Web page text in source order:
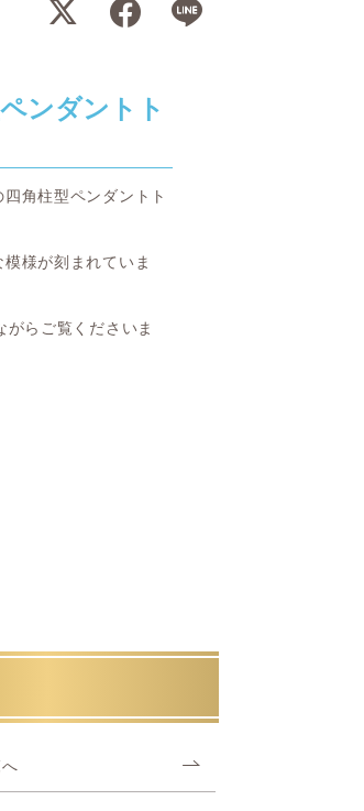
ンダントト
角柱型ペンダントト
様が刻まれていま
らご覧くださいま